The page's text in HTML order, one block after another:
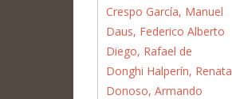
Crespo García, Manuel
Daus, Federico Alberto
Diego, Rafael de
Donghi Halperín, Renata
Donoso, Armando